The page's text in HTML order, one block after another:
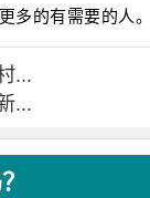
多的有需要的人
...
...